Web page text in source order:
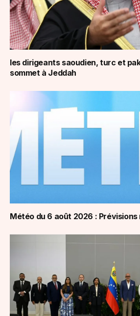
les dirigeants saoudien, turc et
sommet à Jeddah
Météo du 6 août 2026 : Prévisions